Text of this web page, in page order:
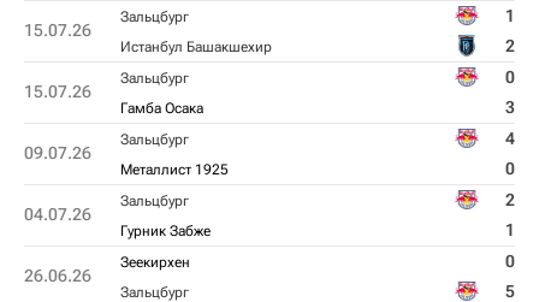
15.07.26
Зальцбург 1
Истанбул Башакшехир 2
15.07.26
Зальцбург 0
Гамба Осака 3
09.07.26
Зальцбург 4
Металлист 1925 0
04.07.26
Зальцбург 2
Гурник Забже 1
26.06.26
Зеекирхен 0
Зальцбург 5